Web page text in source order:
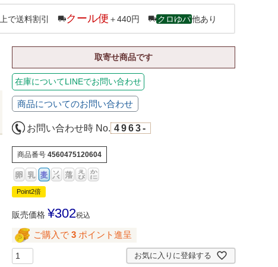
で送料割引 クール便 ＋440円 クロゆパ他あり
取寄せ商品です
在庫についてLINEでお問い合わせ
商品についてのお問い合わせ
お問い合わせ時 No. 4963-
商品番号 4560475120604
Point2倍
販売価格 ¥302税込
ご購入で 3 ポイント進呈
お気に入りに登録する